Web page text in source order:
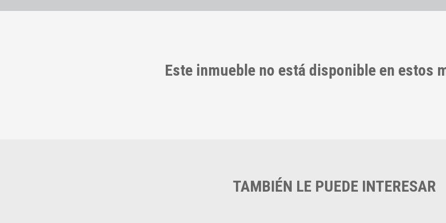
Este inmueble no está disponible en estos
TAMBIÉN LE PUEDE INTERESAR